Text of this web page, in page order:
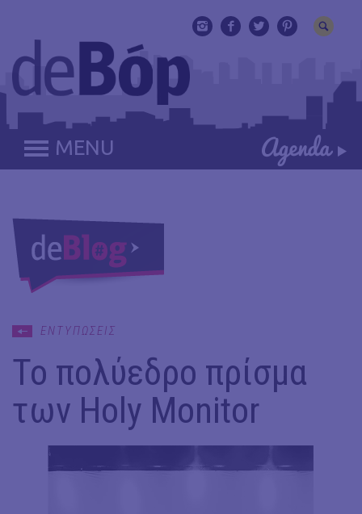
MENU
ΕΝΤΥΠΩΣΕΙΣ
Το πολύεδρο πρίσμα
των Holy Monitor